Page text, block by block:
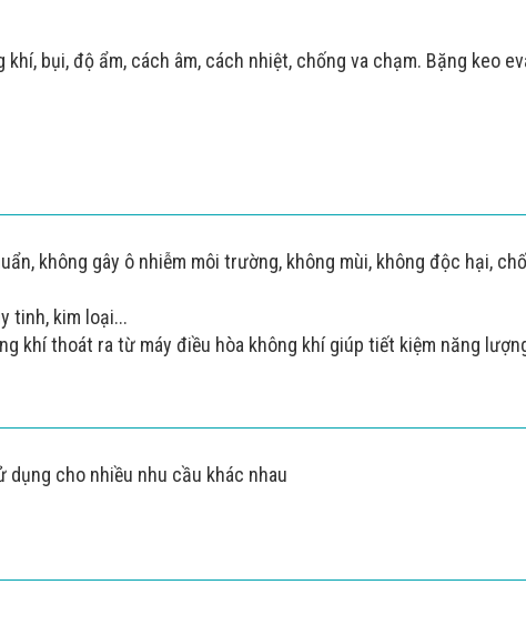
bụi, độ ẩm, cách âm, cách nhiệt, chống va chạm. Bặng keo
không gây ô nhiễm môi trường, không mùi, không độc hại,
tinh, kim loại...
khí thoát ra từ máy điều hòa không khí giúp tiết kiệm năng
dụng cho nhiều nhu cầu khác nhau